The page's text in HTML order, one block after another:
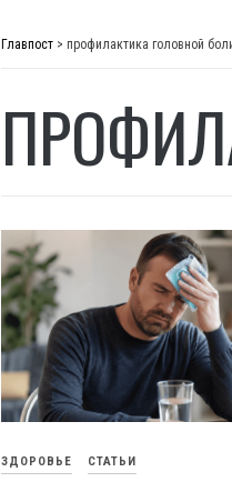
Главпост > профилактика головной
ЗДОРОВЬЕ СТАТЬИ